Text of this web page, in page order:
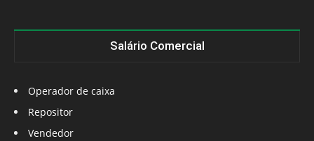
Salário Comercial
Operador de caixa
Repositor
Vendedor